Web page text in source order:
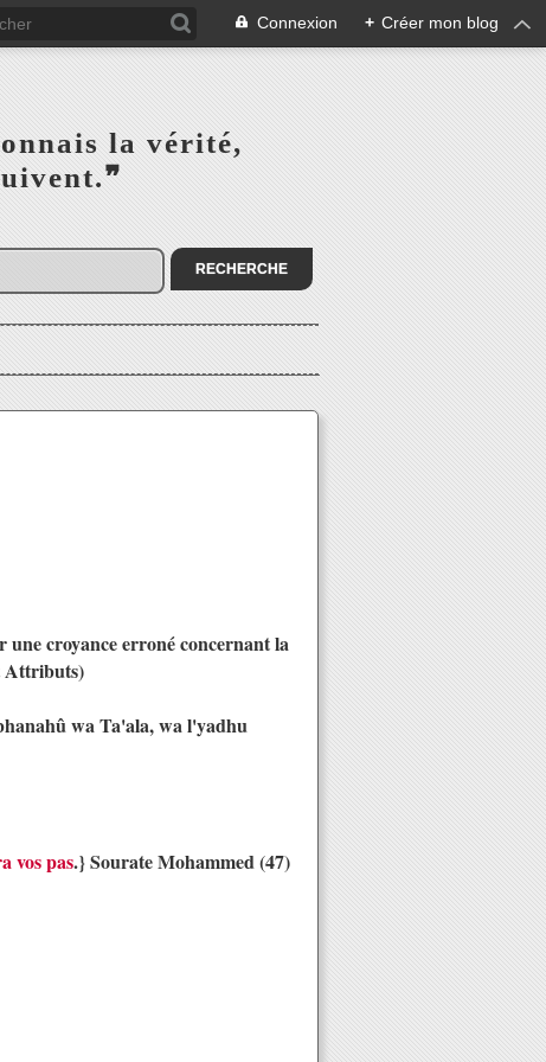
Connexion + Créer mon blog
la vérité,‎
croyance erroné concernant la
Attributs)
wa Ta'ala, wa l'yadhu
vos pas.} Sourate Mohammed (47)